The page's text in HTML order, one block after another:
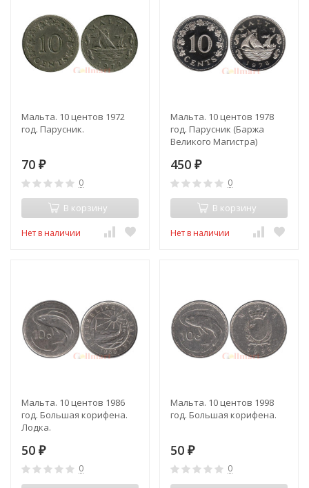
Мальта. 10 центов 1972
год. Парусник.
70 ₽
0
В корзину
Нет в наличии
Мальта. 10 центов 1978
год. Парусник (Баржа
Великого Магистра)
450 ₽
0
В корзину
Нет в наличии
Мальта. 10 центов 1986
год. Большая корифена.
Лодка.
50 ₽
0
Мальта. 10 центов 1998
год. Большая корифена.
50 ₽
0